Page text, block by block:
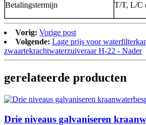
Betalingstermijn T/T, L/C
Vorig: Vorige post
Volgende: Lage prijs voor
zwaartekrachtwaterzuiveraar H-22 - Nader
gerelateerde producten
Drie niveaus galvaniseren